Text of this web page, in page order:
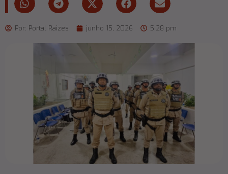
Por: Portal Raizes junho 15, 2026 5:28 pm